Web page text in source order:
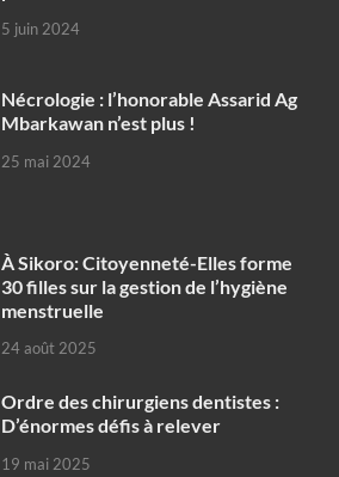
5 juin 2024
Nécrologie : l’honorable Assarid Ag
Mbarkawan n’est plus !
25 mai 2024
À Sikoro: Citoyenneté-Elles forme
30 filles sur la gestion de l’hygiène
menstruelle
24 août 2025
Ordre des chirurgiens dentistes :
D’énormes défis à relever
19 mai 2025